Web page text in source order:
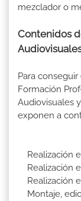
mezclador o
Contenidos
Para
Formación
Audiovisuales
exponen a
Realización
Realización
Realización
Montaje,